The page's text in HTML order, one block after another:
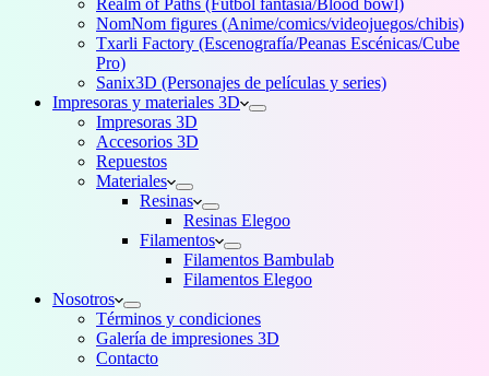
Realm of Paths (Fútbol fantasía/Blood bowl)
NomNom figures (Anime/comics/videojuegos/chibis)
Txarli Factory (Escenografía/Peanas Escénicas/Cube
Pro)
Sanix3D (Personajes de películas y series)
Impresoras y materiales 3D
Impresoras 3D
Accesorios 3D
Repuestos
Materiales
Resinas
Resinas Elegoo
Filamentos
Filamentos Bambulab
Filamentos Elegoo
Nosotros
Términos y condiciones
Galería de impresiones 3D
Contacto